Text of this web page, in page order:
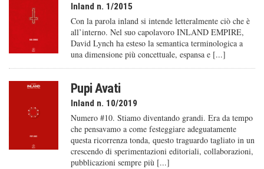
Inland n. 1/2015
Con la parola inland si intende letteralmente ciò che è
all’interno. Nel suo capolavoro INLAND EMPIRE,
David Lynch ha esteso la semantica terminologica a
una dimensione più concettuale, espansa e [...]
Pupi Avati
Inland n. 10/2019
Numero #10. Stiamo diventando grandi. Era da tempo
che pensavamo a come festeggiare adeguatamente
questa ricorrenza tonda, questo traguardo tagliato in un
crescendo di sperimentazioni editoriali, collaborazioni,
pubblicazioni sempre più [...]